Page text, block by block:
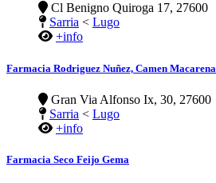
Cl Benigno Quiroga 17, 27600
Sarria < Lugo
+info
Farmacia Rodriguez Nuñez, Camen Macarena
Gran Via Alfonso Ix, 30, 27600
Sarria < Lugo
+info
Farmacia Seco Feijo Gema